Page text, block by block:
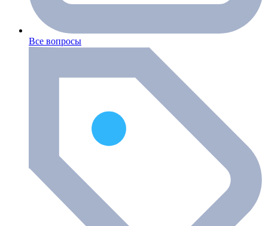
Все вопросы